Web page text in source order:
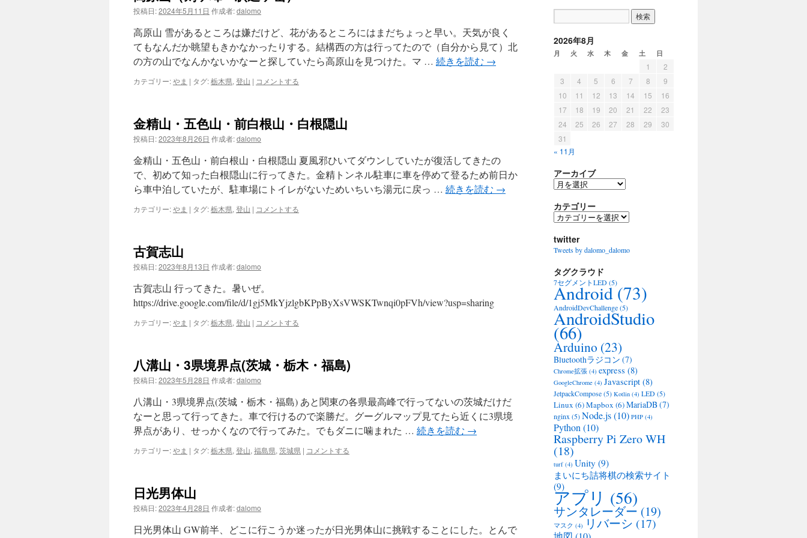
投稿日:2024年5月11日 作成者:dalomo
高原山 雪があるところは嫌だけど、花があるところにはまだちょっと早い。天気が良く
てもなんだか眺望もきかなかったりする。結構西の方は行ってたので（自分から見て）北
の方の山でなんかないかなーと探していたら高原山を見つけた。マ … 続きを読む →
カテゴリー:やま | タグ:栃木県, 登山 | コメントする
金精山・五色山・前白根山・白根隠山
投稿日:2023年8月26日 作成者:dalomo
金精山・五色山・前白根山・白根隠山 夏風邪ひいてダウンしていたが復活してきたの
で、初めて知った白根隠山に行ってきた。金精トンネル駐車に車を停めて登るため前日か
ら車中泊していたが、駐車場にトイレがないためいちいち湯元に戻っ … 続きを読む →
カテゴリー:やま | タグ:栃木県, 登山 | コメントする
古賀志山
投稿日:2023年8月13日 作成者:dalomo
古賀志山 行ってきた。暑いぜ。
https://drive.google.com/file/d/1gj5MkYjzlgbKPpByXsVWSKTwnqi0pFVh/view?usp=sharing
カテゴリー:やま | タグ:栃木県, 登山 | コメントする
八溝山・3県境界点(茨城・栃木・福島)
投稿日:2023年5月28日 作成者:dalomo
八溝山・3県境界点(茨城・栃木・福島) あと関東の各県最高峰で行ってないの茨城だけだ
なーと思って行ってきた。車で行けるので楽勝だ。グーグルマップ見てたら近くに3県境
界点があり、せっかくなので行ってみた。でもダニに噛まれた … 続きを読む →
カテゴリー:やま | タグ:栃木県, 登山, 福島県, 茨城県 | コメントする
日光男体山
投稿日:2023年4月28日 作成者:dalomo
日光男体山 GW前半、どこに行こうか迷ったが日光男体山に挑戦することにした。とんで
2026年8月
月 火 水 木 金 土 日
1
2
3
4 5 6 7 8
9
10
11 12 13 14 15
16
17
18 19 20 21 22
23
24
25 26 27 28 29
30
31
« 11月
アーカイブ
ア
カ
イ
カテゴリー
カ
ゴ
リ
twitter
Tweets by dalomo_dalomo
タグクラウド
7セグメントLED(5)
Android(73)
AndroidDevChallenge(5)
AndroidStudio
(66)
Arduino (23)
Bluetoothラジコン (7)
Chrome拡張 (4) express (8)
GoogleChrome (4) Javascript (8)
JetpackCompose(5) Kotlin (4) LED(5)
Linux (6)Mapbox (6)MariaDB(7)
nginx (5)Node.js(10) PHP (4)
Python(10)
Raspberry Pi Zero WH
(18)
turf (4) Unity (9)
まいにち詰将棋の検索サイト
(9)
アプリ (56)
サンタレーダー (19)
マスク (4) リバーシ (17)